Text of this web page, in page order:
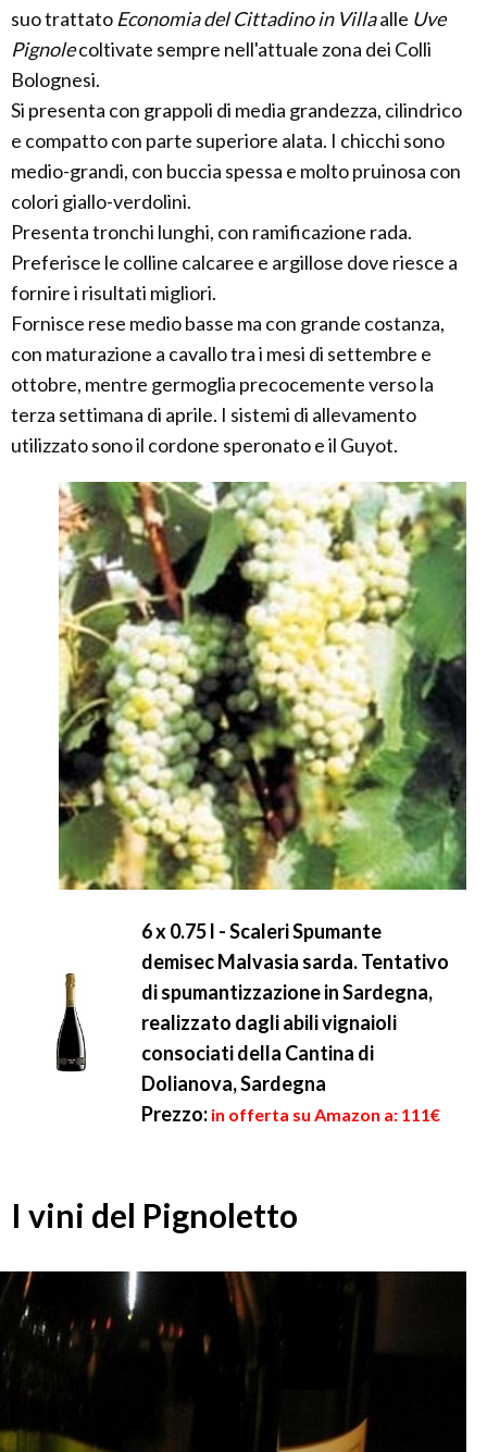
suo trattato Economia del Cittadino in Villaalle Uve
Pignolecoltivate sempre nell'attuale zona dei Colli
Bolognesi.
Si presenta con grappoli di media grandezza, cilindrico
e compatto con parte superiore alata. I chicchi sono
medio-grandi, con buccia spessa e molto pruinosa con
colori giallo-verdolini.
Presenta tronchi lunghi, con ramificazione rada.
Preferisce le colline calcaree e argillose dove riesce a
fornire i risultati migliori.
Fornisce rese medio basse ma con grande costanza,
con maturazione a cavallo tra i mesi di settembre e
ottobre, mentre germoglia precocemente verso la
terza settimana di aprile. I sistemi di allevamento
utilizzato sono il cordone speronato e il Guyot.
6 x 0.75 l - Scaleri Spumante
demisec Malvasia sarda. Tentativo
di spumantizzazione in Sardegna,
realizzato dagli abili vignaioli
consociati della Cantina di
Dolianova, Sardegna
Prezzo: in offerta su Amazon a: 111€
I vini del Pignoletto